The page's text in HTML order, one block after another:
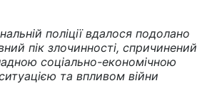
поліції вдалося подолано
пік злочинності, спричинений
соціально-економічною
та впливом війни